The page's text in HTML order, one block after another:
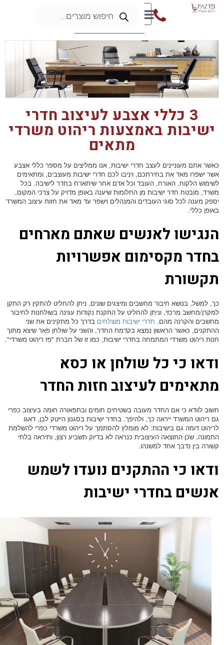
3 כללי אצבע לעיצוב חדרי
ישיבות באמצעות ריהוט משרדי
מתאים
כאשר אתם מעוניינים לעצב חדרי ישיבות, אנו ממליצים על מספר כללי אצבע
אשר ישפרו מאד את בחירתכם, ויניבו לכם חדרי ישיבות מעוצבים, ומתאימים
לשימוש הלקוח, האורח, העובד וכל אדם אחר שיתארח בחדר לישיבה. בכל
משרד, מובטח חדר ישיבות מן החלומות שיענה באופן מדויק על צרכי המקום,
יספק מענה לכל סוגי העובדים והמנהלים וישפר עד מאד את חזות עיצוב המשרד
באופן כללי.
הנגישו לאנשים שאתם מארחים
בחדר מקסימום אפשרויות
תקשורת
כך, למשל, בנושא חיבור מחשבים ומיצגים שונים, ניתן להחליט להתקין רק התקן
למקרן/מחשב מרכזי, וניתן להחליט על התקנת נקודות עגינה בשולחנות לחיבור
מחשבים והקרנה מהם. חדרי ישיבות מוצלחיםבדרך כל מתקינים את שני
ההתקנים, כאשר הראשון נמצא בקדמת החדר, והשני על שולחן פאר שיצא מתוך
חנות ריהוט משרדי המתמחה בחדרי ישיבות, כמו זו של חברת "פז ריהוט משרדי".
ודאו כי כל שולחן או כסא
מתאימים לעיצוב חזות החדר
חשוב לוודא כי אם החדר מעובה בשטיחים חומים ובתפאורה חומה בעיצוב כפרי
גם ריהוט המשרד ייראה כך, ולהיפך. בחדר ישיבות בסגנון הייטק לבן, דאגו
לריהוט דומה גם בישיבות: לא מומלץ להסתמך על ריהוט משרדי כפרי להשלמת
התמונה, שכן התוצאה העיצובית כנראה לא בדיוק תשביע רצון, ותיראה בלתי
קשורה בין נדבך אחד למשנהו.
ודאו כי ההתקנים נועדו לשמש
אנשים בחדרי ישיבות